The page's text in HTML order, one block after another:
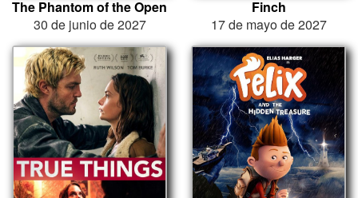
The Phantom of the Open
30 de junio de 2027
Finch
17 de mayo de 2027